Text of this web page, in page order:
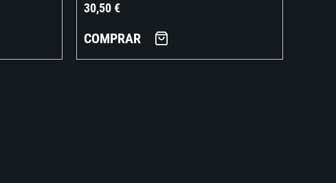
30,50€
COMPRAR